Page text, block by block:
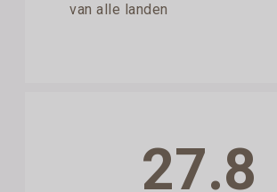
van alle landen
27.8